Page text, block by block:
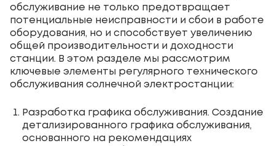
обслуживание не только предотвращает
потенциальные неисправности и сбои в работе
оборудования, но и способствует увеличению
общей производительности и доходности
станции. В этом разделе мы рассмотрим
ключевые элементы регулярного технического
обслуживания солнечной электростанции:
Разработка графика обслуживания. Создание
детализированного графика обслуживания,
основанного на рекомендациях